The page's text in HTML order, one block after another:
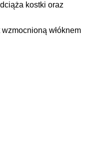
kostki oraz
włóknem